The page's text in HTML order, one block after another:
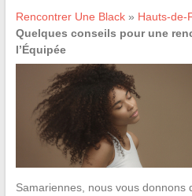
Rencontrer Une Black» Hauts-de-
Quelques conseils pour une
l’Équipée
Samariennes, nous vous donnons